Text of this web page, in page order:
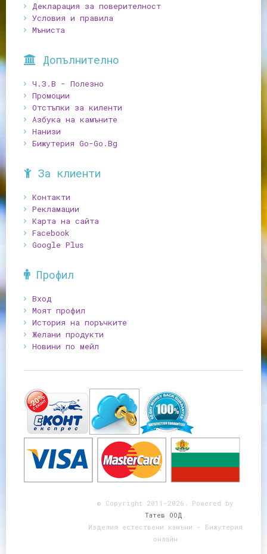
Декларация за поверителност
Условия и правила
Мъниста
Допълнително
Ч.З.В - Полезно
Промоции
Отстъпки за киленти
Азбука на камъните
Нанизи
Бижутерия Go-Go.Bg
За клиенти
Контакти
Рекламации
Карта на сайта
Facebook
Google Plus
Профил
Вход
Моят профил
История на поръчките
Желани продукти
Новини по мейл
© Copyright 2011-2026. Powered by
Татев ООД .
Изделия естествени камъни - Бижутерия
онлайн